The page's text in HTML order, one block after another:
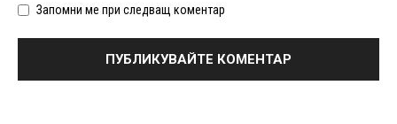
Запомни ме при следващ коментар